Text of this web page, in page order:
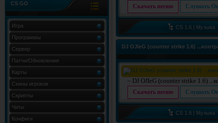
CS GO
Игра
Программы
Сервер
Патчи/Обновления
Карты
Скины игроков
Скрипты
Читы
Конфиги
Скачать песню Слушать
CS 1.6 | Музыка
DJ OJIeG (counter strike 1.6)
– DJ OJIeG (counter strike 1.6)
Скачать песню Слушать
CS 1.6 | Музыка